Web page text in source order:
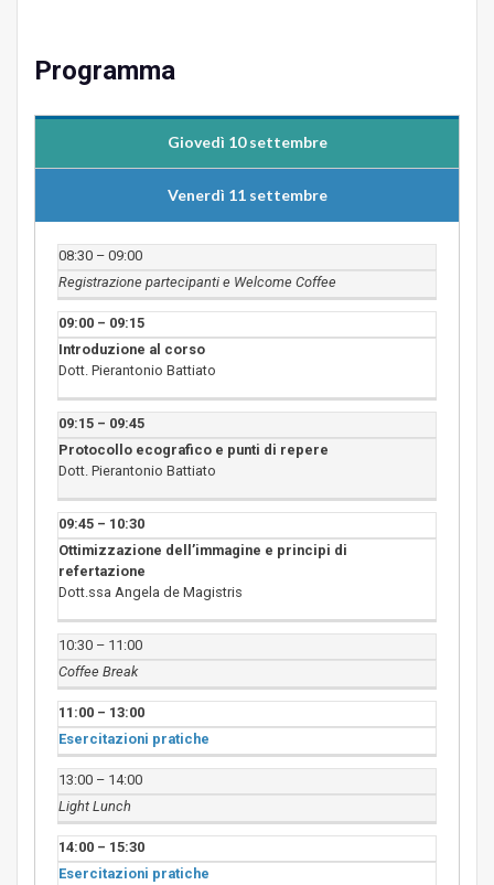
Programma
Giovedì 10 settembre
Venerdì 11 settembre
08:30 – 09:00
Registrazione partecipanti e Welcome Coffee
09:00 – 09:15
Introduzione al corso
Dott. Pierantonio Battiato
09:15 – 09:45
Protocollo ecografico e punti di repere
Dott. Pierantonio Battiato
09:45 – 10:30
Ottimizzazione dell’immagine e principi di
refertazione
Dott.ssa Angela de Magistris
10:30 – 11:00
Coffee Break
11:00 – 13:00
Esercitazioni pratiche
13:00 – 14:00
Light Lunch
14:00 – 15:30
Esercitazioni pratiche